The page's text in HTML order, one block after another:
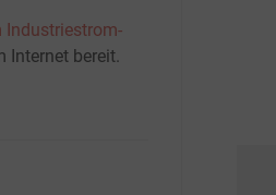
Internet bereit.